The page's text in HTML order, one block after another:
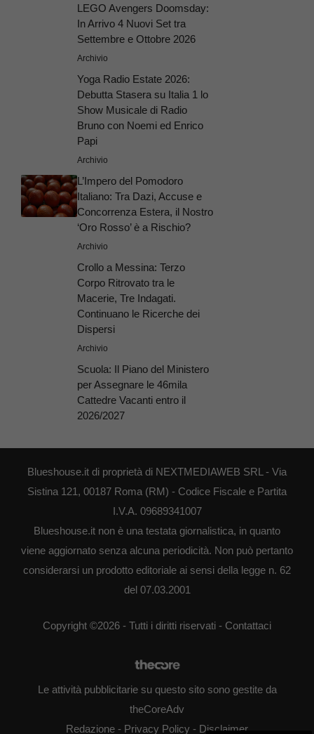
LEGO Avengers Doomsday:
In Arrivo 4 Nuovi Set tra
Settembre e Ottobre 2026
Archivio
Yoga Radio Estate 2026:
Debutta Stasera su Italia 1 lo
Show Musicale di Radio
Bruno con Noemi ed Enrico
Papi
Archivio
L’Impero del Pomodoro
Italiano: Tra Dazi, Accuse e
Concorrenza Estera, il Nostro
‘Oro Rosso’ è a Rischio?
Archivio
Crollo a Messina: Terzo
Corpo Ritrovato tra le
Macerie, Tre Indagati.
Continuano le Ricerche dei
Dispersi
Archivio
Scuola: Il Piano del Ministero
per Assegnare le 46mila
Cattedre Vacanti entro il
2026/2027
Blueshouse.it di proprietà di NEXTMEDIAWEB SRL - Via
Sistina 121, 00187 Roma (RM) - Codice Fiscale e Partita
I.V.A. 09689341007
Blueshouse.it non è una testata giornalistica, in quanto
viene aggiornato senza alcuna periodicità. Non può pertanto
considerarsi un prodotto editoriale ai sensi della legge n. 62
del 07.03.2001
Copyright ©2026 - Tutti i diritti riservati - Contattaci
Le attività pubblicitarie su questo sito sono gestite da
theCoreAdv
Redazione - Privacy Policy - Disclaimer